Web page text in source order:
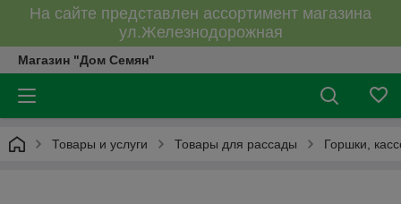
На сайте представлен ассортимент магазина
ул.Железнодорожная
Магазин "Дом Семян"
Товары и услуги Товары для рассады Горшки,